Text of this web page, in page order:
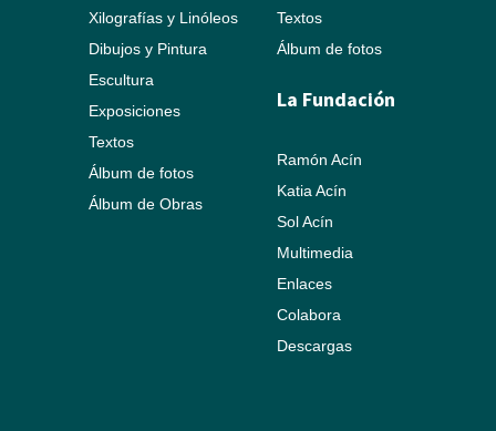
Xilografías y Linóleos
Dibujos y Pintura
Escultura
Exposiciones
Textos
Álbum de fotos
Álbum de Obras
Textos
Álbum de fotos
La Fundación
Ramón Acín
Katia Acín
Sol Acín
Multimedia
Enlaces
Colabora
Descargas